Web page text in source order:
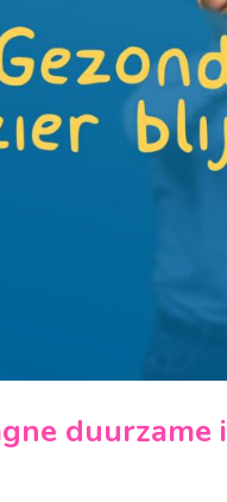
duurzame